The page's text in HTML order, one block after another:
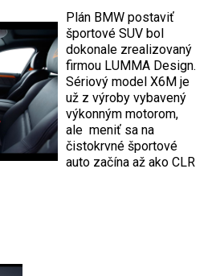
Plán BMW postaviť
športové SUV bol
dokonale zrealizovaný
firmou LUMMA Design.
Sériový model X6M je
už z výroby vybavený
výkonným motorom,
ale meniť sa na
čistokrvné športové
auto začína až ako CLR